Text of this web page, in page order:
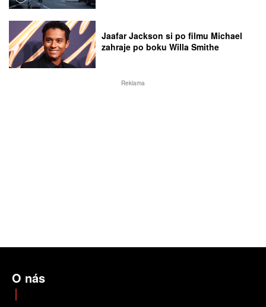
Jaafar Jackson si po filmu Michael
zahraje po boku Willa Smithe
Reklama
O nás